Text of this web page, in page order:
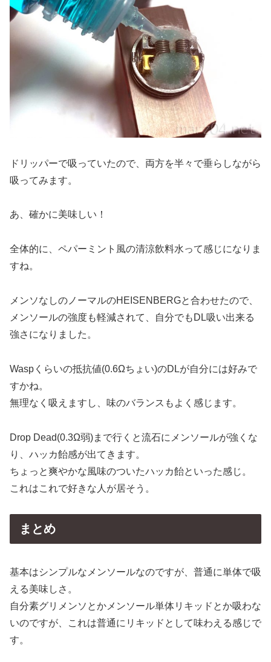
ドリッパーで吸っていたので、両方を半々で垂らしながら
吸ってみます。
あ、確かに美味しい！
全体的に、ペパーミント風の清涼飲料水って感じになりま
すね。
メンソなしのノーマルのHEISENBERGと合わせたので、
メンソールの強度も軽減されて、自分でもDL吸い出来る
強さになりました。
Waspくらいの抵抗値(0.6Ωちょい)のDLが自分には好みで
すかね。
無理なく吸えますし、味のバランスもよく感じます。
Drop Dead(0.3Ω弱)まで行くと流石にメンソールが強くな
り、ハッカ飴感が出てきます。
ちょっと爽やかな風味のついたハッカ飴といった感じ。
これはこれで好きな人が居そう。
まとめ
基本はシンプルなメンソールなのですが、普通に単体で吸
える美味しさ。
自分素グリメンソとかメンソール単体リキッドとか吸わな
いのですが、これは普通にリキッドとして味わえる感じで
す。